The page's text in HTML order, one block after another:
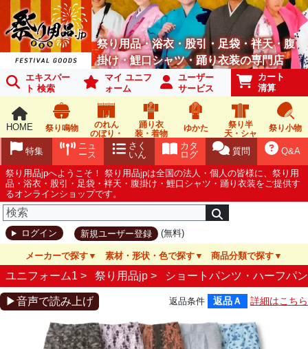
祭り用品・浴衣・股引・足袋・袢天・腹
掛け・鯉口シャツ・踊り衣装の専門店
エキスパー
ト 検索
マイ ユニフ
ォーム
ユーザー
サービス
カート
清算
HOME 祭り鳴物
のれん
のぼり・
踊り衣
装・着物
ゆかた
祭り半
天・シャ
祭り小物
Q&A
質問
カタ
ログ
さく
いん
ニュ
ース
特集
祭り用品jpへようこそ！ 祭り用品jpは全国の法人・個人の皆様に、祭り用
品・浴衣・股引・足袋・袢天・腹掛け・鯉口シャツ・踊り衣装をご提供す
るオンラインショップです。
ログイン 新規ユーザー登録 (無料)
メーカーで探す 素材・形状・色で探す 商品分類で探す
ユニフォーム1 > 祭り用品jp > ショートパンツ・ハーフパ
▶音声で読み上げ 返品条件 返品Ａ 詳細はこちら